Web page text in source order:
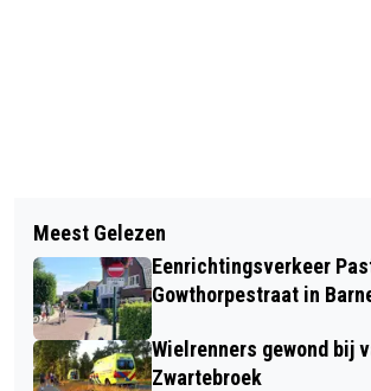
EXPOSITIE 'LICHT &
SCHERP SPEL TUSSEN
DUISTERNIS BIJ 50PK IN
VEEL SCHADE BIJ VIER
NA KETTINGBOTSING OP DE
STATIONSWEG IN
Meest Gelezen
Eenrichtingsverkeer
Gowthorpestraat in
Wielrenners gewond bij
Zwartebroek